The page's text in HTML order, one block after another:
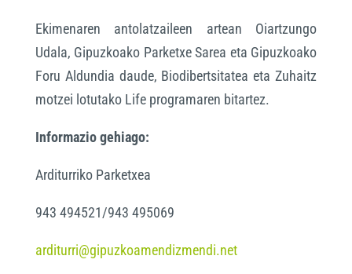
Ekimenaren antolatzaileen artean Oiartzungo
Udala, Gipuzkoako Parketxe Sarea eta Gipuzkoako
Foru Aldundia daude, Biodibertsitatea eta Zuhaitz
motzei lotutako Life programaren bitartez.
Informazio gehiago:
Arditurriko Parketxea
943 494521/943 495069
arditurri@gipuzkoamendizmendi.net